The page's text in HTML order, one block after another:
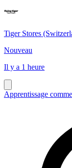
Tiger Stores
Nouveau
Il y a 1 heure
Apprentissage